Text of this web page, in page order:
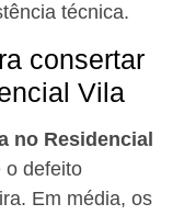
técnica.
consertar
Vila
no Residencial
o defeito
Em média, os